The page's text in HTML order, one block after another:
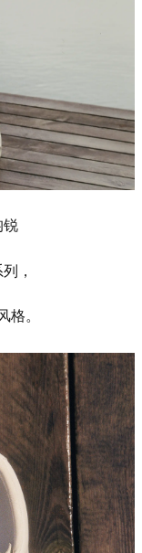
锐
，
格。